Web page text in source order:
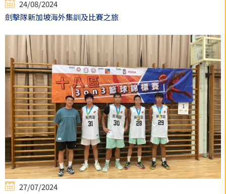
24/08/2024
劍擊隊新加坡海外集訓及比賽之旅
27/07/2024